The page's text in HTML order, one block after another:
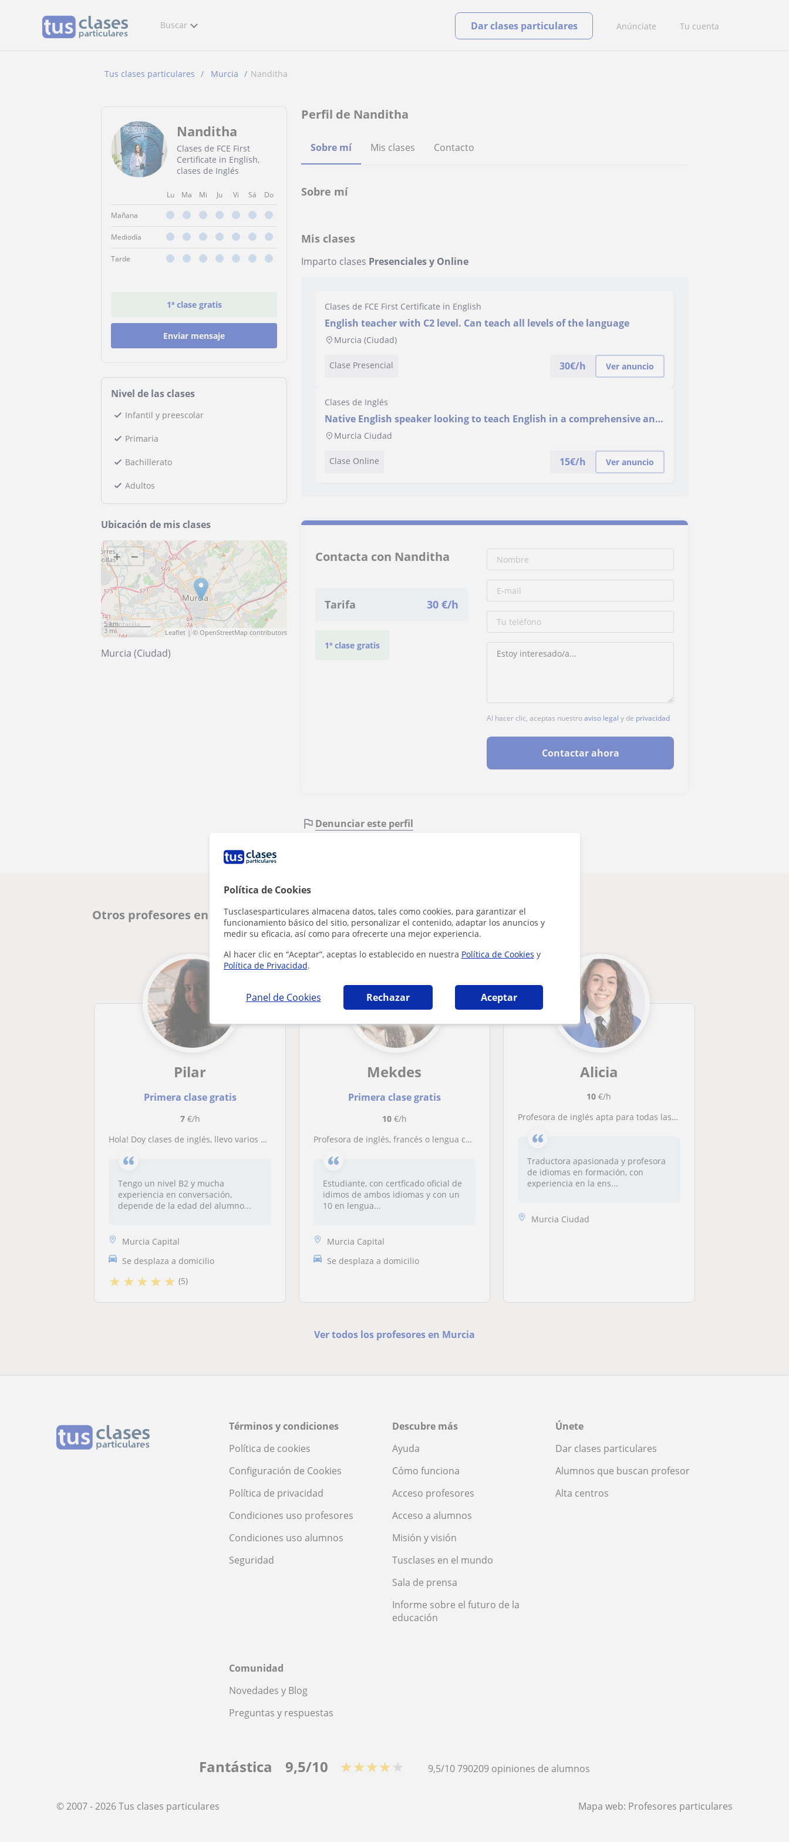
Política de Cookies
Tusclasesparticulares almacena datos, tales como cookies, para garantizar el
funcionamiento básico del sitio, personalizar el contenido, adaptar los anuncios y
medir su eficacia, así como para ofrecerte una mejor experiencia.
Al hacer clic en “Aceptar”, aceptas lo establecido en nuestra Política de Cookies y
Política de Privacidad.
Panel de Cookies Rechazar Aceptar
Buscar Anúnciate Tu cuenta
Dar clases particulares
Tus clases particulares Murcia Nanditha
Nanditha
Clases de FCE First
Certificate in English,
clases de Inglés
Lu Ma Mi Ju Vi Sá Do
Mañana
Mediodía
Tarde
1ª clase gratis
Enviar mensaje
Nivel de las clases
Infantil y preescolar
Primaria
Bachillerato
Adultos
Ubicación de mis clases
+ −
5 km
3 mi
Leaflet | ©OpenStreetMap contributors
Murcia (Ciudad)
Perfil de Nanditha
Sobre mí Mis clases Contacto
Sobre mí
Mis clases
Imparto clases Presenciales y Online
Clases de FCE First Certificate in English
English teacher with C2 level. Can teach all levels of the language
Murcia (Ciudad)
Clase Presencial 30€/h Ver anuncio
Clases de Inglés
Native English speaker looking to teach English in a comprehensive and
dynamic manner.
Murcia Ciudad
Clase Online 15€/h Ver anuncio
Contacta con Nanditha
Tarifa 30 €/h
1ª clase gratis
Al hacer clic, aceptas nuestroaviso legal y de privacidad
Contactar ahora
Denunciar este perfil
Otros profesores en Murcia que pueden interesarte
Pilar
Primera clase gratis
7€/h
Hola! Doy clases de inglés, llevo varios años haciéndolo y me encanta , realmente no me importa la edad, adapto la clase a las necesidades del alumno
Tengo un nivel B2 y mucha
experiencia en conversación,
depende de la edad del alumno...
Murcia Capital
Se desplaza a domicilio
★ ★★★ ★ (5)
Mekdes
Primera clase gratis
10€/h
profesora de inglés, francés o lengua castellana para primaria y ESO
Estudiante, con certficado oficial de
idimos de ambos idiomas y con un
10 en lengua...
Murcia Capital
Se desplaza a domicilio
Alicia
10 €/h
Profesora de inglés apta para todas las edades
Traductora apasionada y profesora
de idiomas en formación, con
experiencia en la ens...
Murcia Ciudad
Ver todos los profesores en Murcia
Términos y condiciones
Política de cookies
Configuración de Cookies
Política de privacidad
Condiciones uso profesores
Condiciones uso alumnos
Seguridad
Descubre más
Ayuda
Cómo funciona
Acceso profesores
Acceso a alumnos
Misión y visión
Tusclases en el mundo
Sala de prensa
Informe sobre el futuro de la
educación
Únete
Dar clases particulares
Alumnos que buscan profesor
Alta centros
Comunidad
Novedades y Blog
Preguntas y respuestas
Fantástica 9,5/10 ★★★★★ 9,5/10790209 opiniones de alumnos
© 2007 - 2026 Tus clases particulares Mapa web: Profesores particulares